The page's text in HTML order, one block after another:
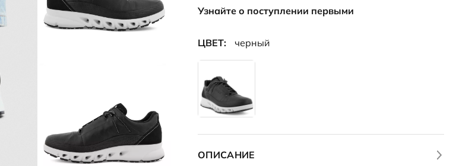
со скидками
Узнайте о поступлении первыми
ЦВЕТ: черный
ОПИСАНИЕ